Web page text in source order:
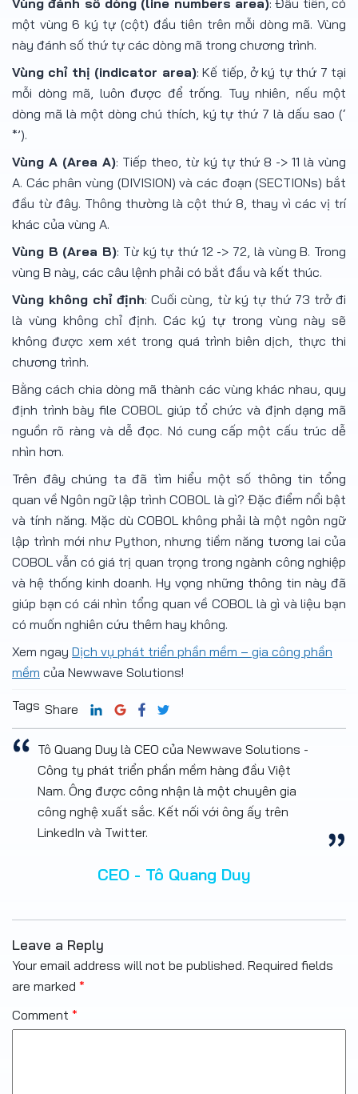
Vùng đánh số dòng (line numbers area): Đầu tiên, có
một vùng 6 ký tự (cột) đầu tiên trên mỗi dòng mã. Vùng
này đánh số thứ tự các dòng mã trong chương trình.
Vùng chỉ thị (indicator area): Kế tiếp, ở ký tự thứ 7 tại
mỗi dòng mã, luôn được để trống. Tuy nhiên, nếu một
dòng mã là một dòng chú thích, ký tự thứ 7 là dấu sao (‘
*’).
Vùng A (Area A): Tiếp theo, từ ký tự thứ 8 -> 11 là vùng
A. Các phân vùng (DIVISION) và các đoạn (SECTIONs) bắt
đầu từ đây. Thông thường là cột thứ 8, thay vì các vị trí
khác của vùng A.
Vùng B (Area B): Từ ký tự thứ 12 -> 72, là vùng B. Trong
vùng B này, các câu lệnh phải có bắt đầu và kết thúc.
Vùng không chỉ định: Cuối cùng, từ ký tự thứ 73 trở đi
là vùng không chỉ định. Các ký tự trong vùng này sẽ
không được xem xét trong quá trình biên dịch, thực thi
chương trình.
Bằng cách chia dòng mã thành các vùng khác nhau, quy
định trình bày file COBOL giúp tổ chức và định dạng mã
nguồn rõ ràng và dễ đọc. Nó cung cấp một cấu trúc dễ
nhìn hơn.
Trên đây chúng ta đã tìm hiểu một số thông tin tổng
quan về Ngôn ngữ lập trình COBOL là gì? Đặc điểm nổi bật
và tính năng. Mặc dù COBOL không phải là một ngôn ngữ
lập trình mới như Python, nhưng tiềm năng tương lai của
COBOL vẫn có giá trị quan trọng trong ngành công nghiệp
và hệ thống kinh doanh. Hy vọng những thông tin này đã
giúp bạn có cái nhìn tổng quan về COBOL là gì và liệu bạn
có muốn nghiên cứu thêm hay không.
Xem ngay Dịch vụ phát triển phần mềm – gia công phần
mềm của Newwave Solutions!
Tags Share
Tô Quang Duy là CEO của Newwave Solutions -
Công ty phát triển phần mềm hàng đầu Việt
Nam. Ông được công nhận là một chuyên gia
công nghệ xuất sắc. Kết nối với ông ấy trên
LinkedIn và Twitter.
CEO - Tô Quang Duy
Leave a Reply
Your email address will not be published. Required fields
are marked *
Comment *